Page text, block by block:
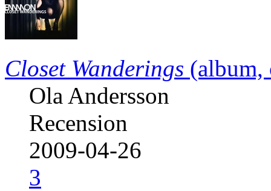
Closet Wanderings (album,
Ola Andersson
Recension
2009-04-26
3